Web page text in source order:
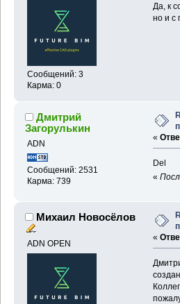
Сообщений: 3
Карма: 0
Да, к
но и с
Дмитрий
Загорулькин
ADN
Сообщений: 2531
Карма: 739
«
Del
«
Михаил Новосёлов
ADN OPEN
«